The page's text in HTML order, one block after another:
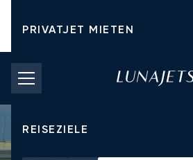
PRIVATJET MIETEN
CHARTERPREISE
PRIVATJETS
REISEZIELE